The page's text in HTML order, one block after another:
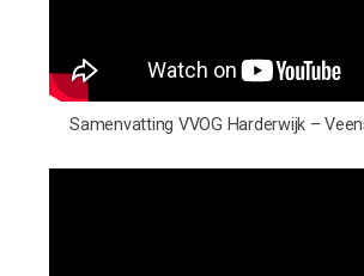
Samenvatting VVOG Harderwijk –